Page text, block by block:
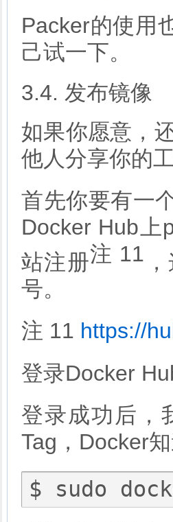
Packer的使用
己试一下。
3.4. 发布镜像
如果你愿意，
他人分享你的
首先你要有一
Docker Hub上
站注册注 11
号。
注 11 https://
登录Docker
登录成功后，
Tag，Docker知